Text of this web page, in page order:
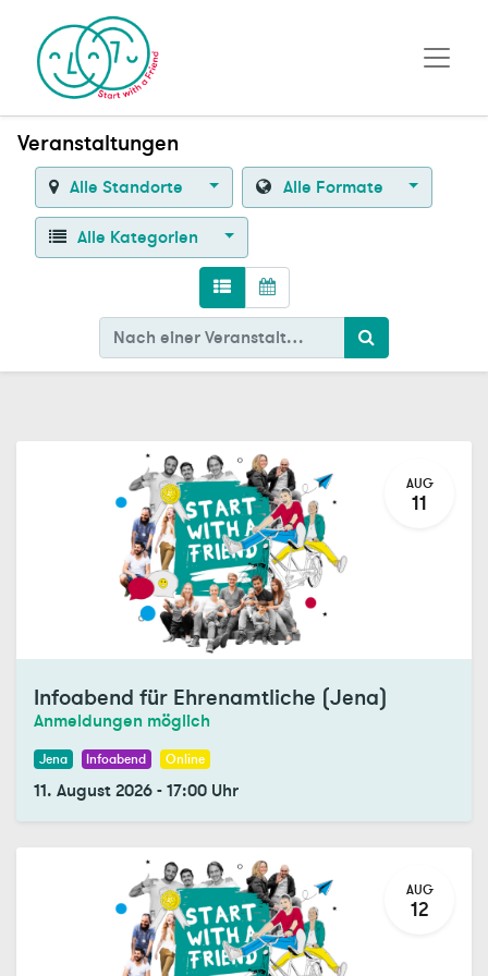
Veranstaltungen
Alle Standorte Alle Formate
Alle Kategorien
AUG
11
Infoabend für Ehrenamtliche (Jena)
Anmeldungen möglich
Jena Infoabend Online
11. August 2026-17:00 Uhr
AUG
12